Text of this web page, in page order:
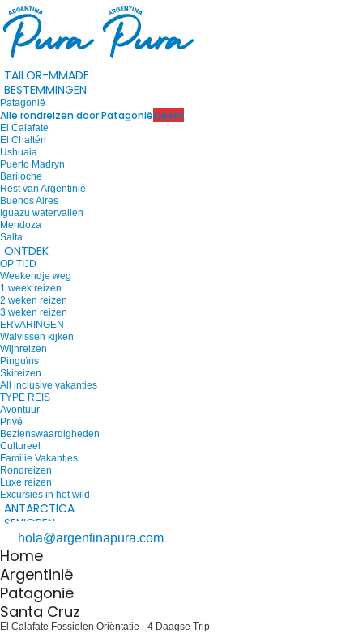
TAILOR-MMADE
BESTEMMINGEN
Patagonië
Alle rondreizen door PatagoniëOpen!
El Calafate
El Chaltén
Ushuaia
Puerto Madryn
Bariloche
Rest van Argentinië
Buenos Aires
Iguazu watervallen
Mendoza
Salta
ONTDEK
OP TIJD
Weekendje weg
1 week reizen
2 weken reizen
3 weken reizen
ERVARINGEN
Walvissen kijken
Wijnreizen
Pinguïns
Skireizen
All inclusive vakanties
TYPE REIS
Avontuur
Privé
Bezienswaardigheden
Cultureel
Familie Vakanties
Rondreizen
Luxe reizen
Excursies in het wild
ANTARCTICA
SENIOREN
hola@argentinapura.com
Home
Argentinië
Patagonië
Santa Cruz
El Calafate Fossielen Oriëntatie - 4 Daagse Trip